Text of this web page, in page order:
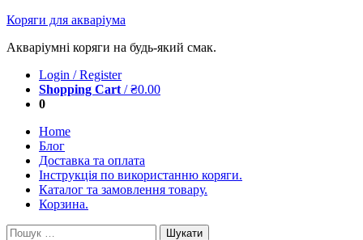
Коряги для акваріума
Акваріумні коряги на будь-який смак.
Login / Register
Shopping Cart /₴0.00
0
Home
Блог
Доставка та оплата
Інструкція по використанню коряги.
Каталог та замовлення товару.
Корзина.
Пошук: